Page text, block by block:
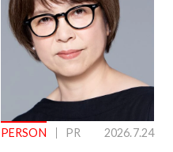
PERSON PR 2026.7.24